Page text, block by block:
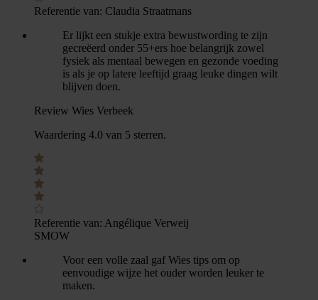
Referentie van: Claudia Straatmans
Er lijkt een stukje extra bewustwording te zijn
gecreëerd onder 55+ers hoe belangrijk zowel
fysiek als mentaal bewegen en gezonde voeding
is als je op latere leeftijd graag leuke dingen wilt
blijven doen.
Review Wies Verbeek
Waardering 4.0 van 5 sterren.
Referentie van: Angélique Verweij
SMOW
Voor een volle zaal gaf Wies tips om op
eenvoudige wijze het ouder worden leuker te
maken.